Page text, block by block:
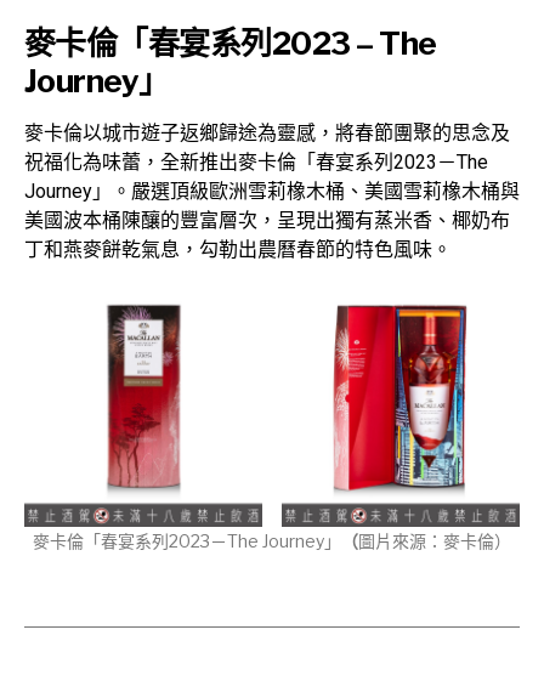
麥卡倫「春宴系列2023 – The
Journey」
麥卡倫以城市遊子返鄉歸途為靈感，將春節團聚的思念及
祝福化為味蕾，全新推出麥卡倫「春宴系列2023－The
Journey」。嚴選頂級歐洲雪莉橡木桶、美國雪莉橡木桶與
美國波本桶陳釀的豐富層次，呈現出獨有蒸米香、椰奶布
丁和燕麥餅乾氣息，勾勒出農曆春節的特色風味。
麥卡倫「春宴系列2023－The Journey」 （圖片來源：麥卡倫）